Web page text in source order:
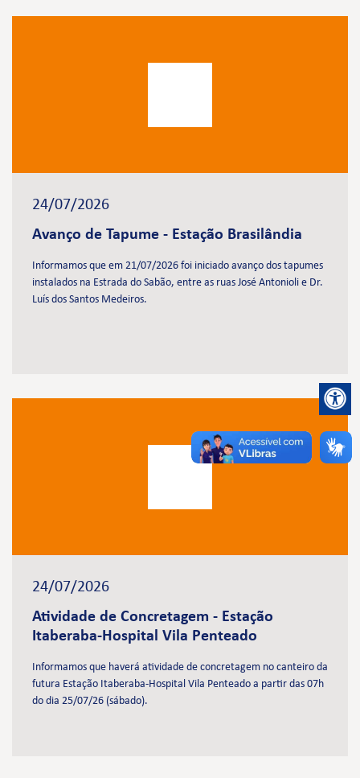
24/07/2026
Avanço de Tapume - Estação Brasilândia
Informamos que em 21/07/2026 foi iniciado avanço dos tapumes
instalados na Estrada do Sabão, entre as ruas José Antonioli e Dr.
Luís dos Santos Medeiros.
24/07/2026
Atividade de Concretagem - Estação
Itaberaba-Hospital Vila Penteado
Informamos que haverá atividade de concretagem no canteiro da
futura Estação Itaberaba-Hospital Vila Penteado a partir das 07h
do dia 25/07/26 (sábado).